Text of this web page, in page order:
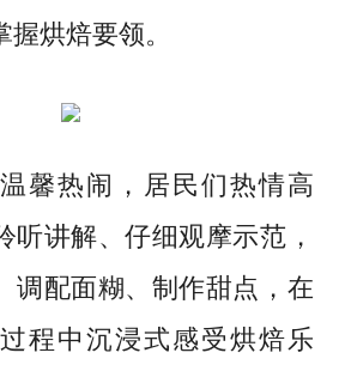
烘焙要领。
馨热闹，居民们热情高
听讲解、仔细观摩示范，
调配面糊、制作甜点，在
程中沉浸式感受烘焙乐